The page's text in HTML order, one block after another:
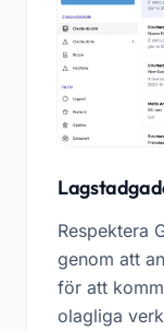
Respektera
genom att
för att
olagliga